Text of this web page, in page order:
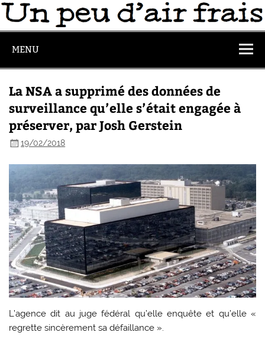
MENU
La NSA a supprimé des données de
surveillance qu’elle s’était engagée à
préserver, par Josh Gerstein
19/02/2018
L’agence dit au juge fédéral qu’elle enquête et qu’elle «
regrette sincèrement sa défaillance ».